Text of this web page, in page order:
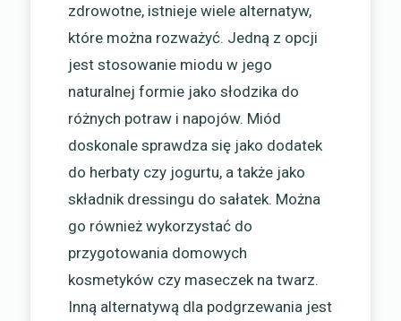
zdrowotne, istnieje wiele alternatyw,
które można rozważyć. Jedną z opcji
jest stosowanie miodu w jego
naturalnej formie jako słodzika do
różnych potraw i napojów. Miód
doskonale sprawdza się jako dodatek
do herbaty czy jogurtu, a także jako
składnik dressingu do sałatek. Można
go również wykorzystać do
przygotowania domowych
kosmetyków czy maseczek na twarz.
Inną alternatywą dla podgrzewania jest